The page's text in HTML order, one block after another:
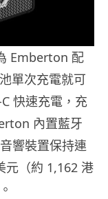
Emberton 配
單次充電就可
快速充電，充
內置藍牙
響裝置保持連
元（約 1,162 港